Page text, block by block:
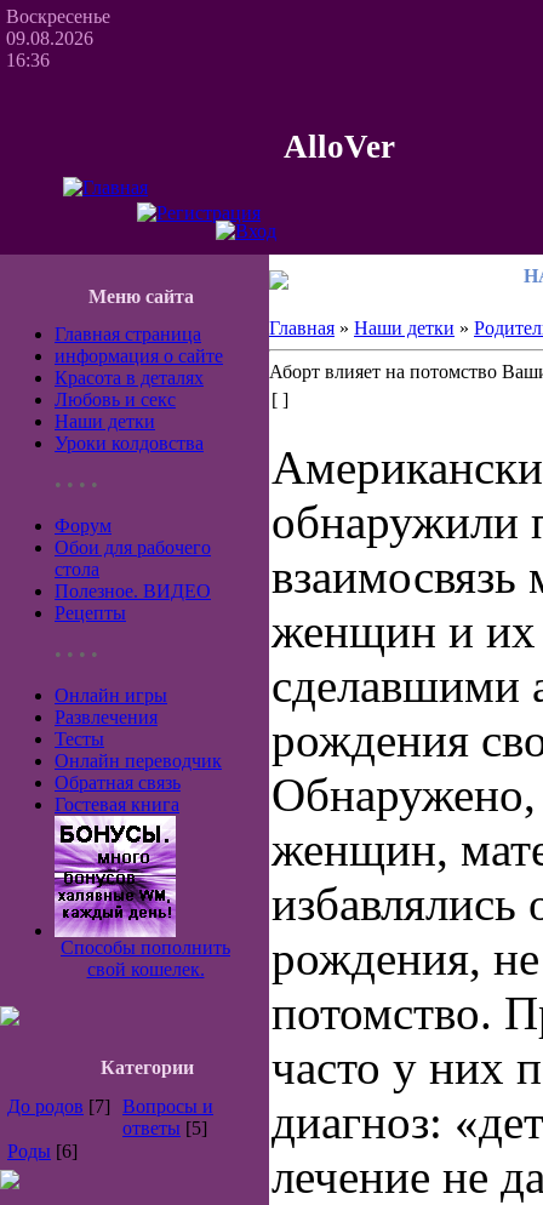
Воскресенье
09.08.2026
16:36
AlloVer
Меню сайта
Главная страница
информация о сайте
Красота в деталях
Любовь и секс
Наши детки
Уроки колдовства
• • • •
Форум
Обои для рабочего
стола
Полезное. ВИДЕО
Рецепты
• • • •
Онлайн игры
Развлечения
Тесты
Онлайн переводчик
Обратная связь
Гостевая книга
Способы пополнить
свой кошелек.
Категории
До родов [7]
Вопросы и
ответы [5]
Роды [6]
Главная » Наши детки »
Аборт влияет на потомство
[ ]
Ам
обнаружили
женщин и их
сделавшими
рождения
женщин,
избавлялись
рождения,
потомство.
часто у них
диагноз:
лечение не